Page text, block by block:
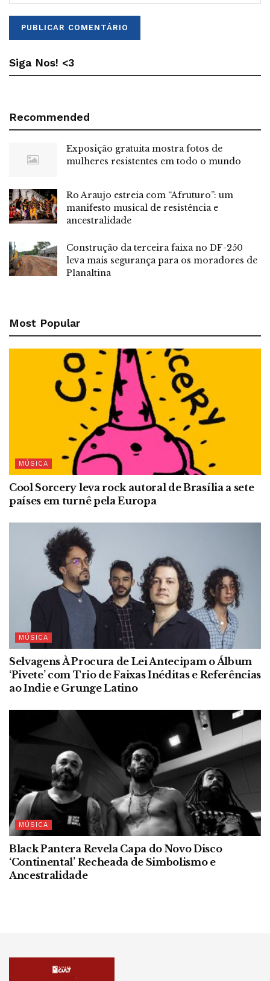
Siga Nos! <3
Recommended
Exposição gratuita mostra fotos de
mulheres resistentes em todo o mundo
Ro Araujo estreia com “Afruturo”: um
manifesto musical de resistência e
ancestralidade
Construção da terceira faixa no DF-250
leva mais segurança para os moradores de
Planaltina
Most Popular
MÚSICA
Cool Sorcery leva rock autoral de Brasília a sete
países em turnê pela Europa
MÚSICA
Selvagens À Procura de Lei Antecipam o Álbum
‘Pivete’ com Trio de Faixas Inéditas e Referências
ao Indie e Grunge Latino
MÚSICA
Black Pantera Revela Capa do Novo Disco
‘Continental’ Recheada de Simbolismo e
Ancestralidade